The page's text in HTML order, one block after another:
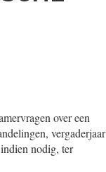
over een
vergaderjaar
nodig, ter